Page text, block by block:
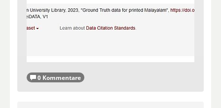
0 Kommentare